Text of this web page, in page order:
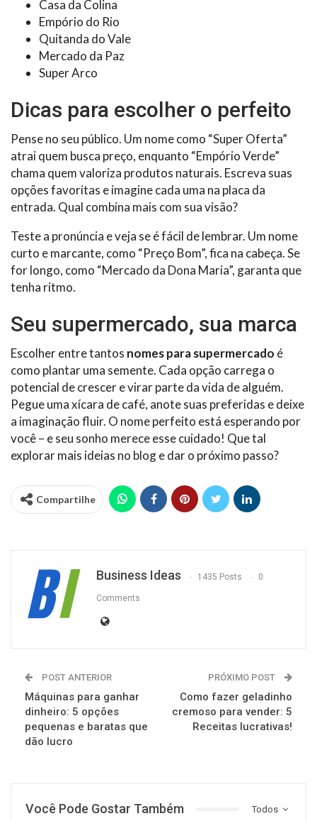
Casa da Colina
Empório do Rio
Quitanda do Vale
Mercado da Paz
Super Arco
Dicas para escolher o perfeito
Pense no seu público. Um nome como “Super Oferta”
atrai quem busca preço, enquanto “Empório Verde”
chama quem valoriza produtos naturais. Escreva suas
opções favoritas e imagine cada uma na placa da
entrada. Qual combina mais com sua visão?
Teste a pronúncia e veja se é fácil de lembrar. Um nome
curto e marcante, como “Preço Bom”, fica na cabeça. Se
for longo, como “Mercado da Dona Maria”, garanta que
tenha ritmo.
Seu supermercado, sua marca
Escolher entre tantos nomes para supermercado é
como plantar uma semente. Cada opção carrega o
potencial de crescer e virar parte da vida de alguém.
Pegue uma xícara de café, anote suas preferidas e deixe
a imaginação fluir. O nome perfeito está esperando por
você – e seu sonho merece esse cuidado! Que tal
explorar mais ideias no blog e dar o próximo passo?
Compartilhe
Business Ideas 1435 Posts 0
Comments
POST ANTERIOR
Máquinas para ganhar
dinheiro: 5 opções
pequenas e baratas que
dão lucro
PRÓXIMO POST
Como fazer geladinho
cremoso para vender: 5
Receitas lucrativas!
Todos
Você Pode Gostar Também